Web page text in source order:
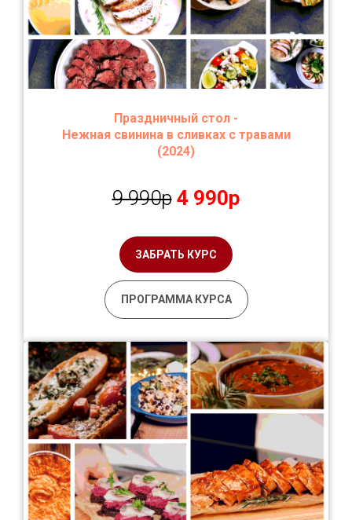
Праздничный стол -
Н ежная свинина в сливках с травами
(2024)
9 990р 4 990р
ЗАБРАТЬ КУРС
ПРОГРАММА КУРСА